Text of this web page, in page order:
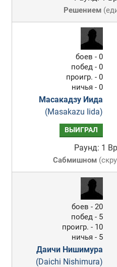
Решением(
боев - 0
побед - 0
проигр. - 0
ничья - 0
Масакадзу Иида
(Masakazu Iida)
ВЫИГРАЛ
Раунд: 1
Сабмишном (
боев - 20
побед - 5
проигр. - 10
ничья - 5
Даичи Нишимура
(Daichi Nishimura)